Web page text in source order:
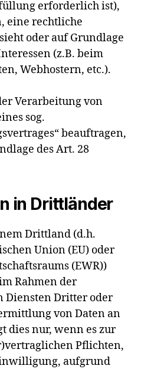
erforderlich ist),
eine rechtliche
oder auf Grundlage
(z.B. beim
Webhostern, etc.).
Verarbeitung von
sog.
beauftragen,
des Art. 28
in Drittländer
Drittland (d.h.
Union (EU) oder
(EWR))
Rahmen der
Diensten Dritter oder
von Daten an
dies nur, wenn es zur
Pflichten,
aufgrund